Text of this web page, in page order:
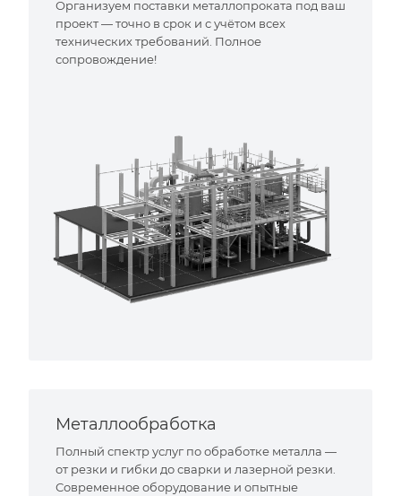
Организуем поставки металлопроката под ваш
проект — точно в срок и с учётом всех
технических требований. Полное
сопровождение!
Металлообработка
Полный спектр услуг по обработке металла —
от резки и гибки до сварки и лазерной резки.
Современное оборудование и опытные